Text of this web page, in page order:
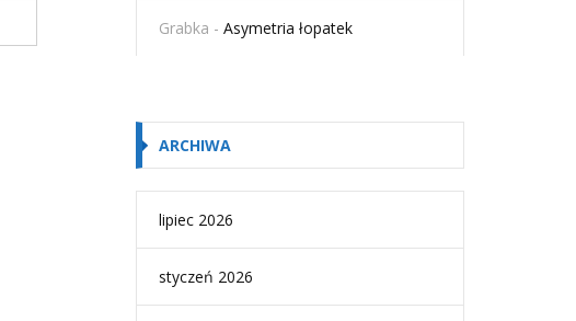
Grabka - Asymetria łopatek
ARCHIWA
lipiec 2026
styczeń 2026